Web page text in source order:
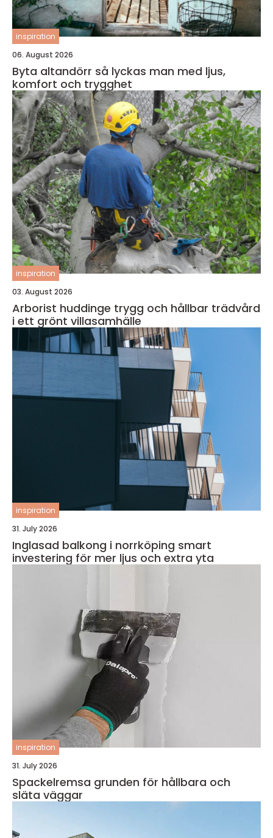
inspiration
06. August 2026
Byta altandörr så lyckas man med ljus,
komfort och trygghet
inspiration
03. August 2026
Arborist huddinge trygg och hållbar trädvård
i ett grönt villasamhälle
inspiration
31. July 2026
Inglasad balkong i norrköping smart
investering för mer ljus och extra yta
inspiration
31. July 2026
Spackelremsa grunden för hållbara och
släta väggar